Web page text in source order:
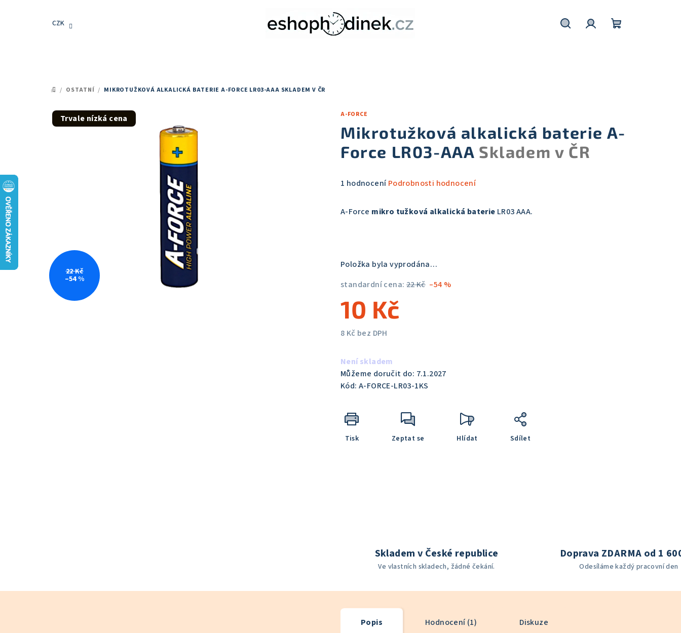
CZK
DOMŮ
/ OSTATNÍ / MIKROTUŽKOVÁ ALKALICKÁ BATERIE A-FORCE LR03-AAA SKLADEM V ČR
A-FORCE
Mikrotužková alkalická baterie A-
Force LR03-AAA Skladem v ČR
Průměrné
produktu
hvězdiček.
1 hodnocení Podrobnosti hodnocení
A-Force mikro tužková alkalická baterie LR03 AAA.
Položka byla vyprodána…
standardní cena: 22 Kč –54 %
10 Kč
8 Kč bez DPH
cena:
Není skladem
Můžeme doručit do: 7.1.2027
Kód: A-FORCE-LR03-1KS
Tisk Zeptat se Hlídat Sdílet
Trvale nízká cena
22 Kč
–54 %
Skladem v České republice
Ve vlastních skladech, žádné čekání.
Doprava ZDARMA od 1
Odesíláme každý pracovní den
Popis Hodnocení (1) Diskuze